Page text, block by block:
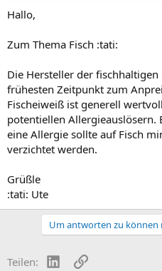
Hallo,
Zum Thema Fisch :tati:
Die Hersteller der
frühesten Zeitpunkt zum
Fischeiweiß ist generell
potentiellen Allergieauslösern.
eine Allergie sollte auf Fisch
verzichtet werden.
Grüßle
:tati: Ute
Um antworten zu können
Teilen: LinkedInLink